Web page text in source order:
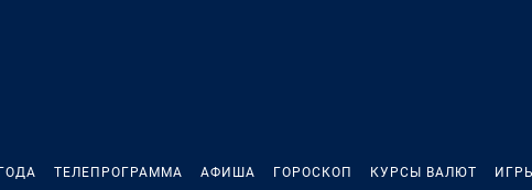
ТЕЛЕПРОГРАММА АФИША ГОРОСКОП КУРСЫ ВАЛЮТ ИГРЫ